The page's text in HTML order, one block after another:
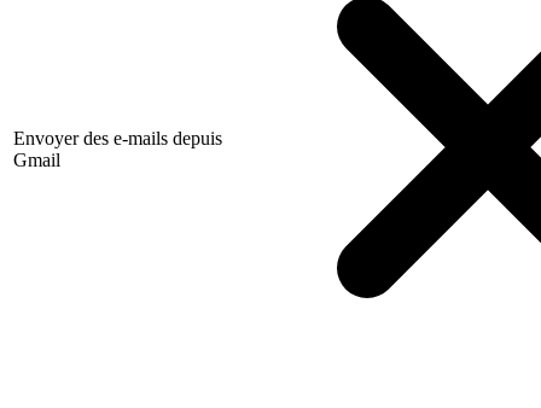
Envoyer des e-mails depuis
Gmail